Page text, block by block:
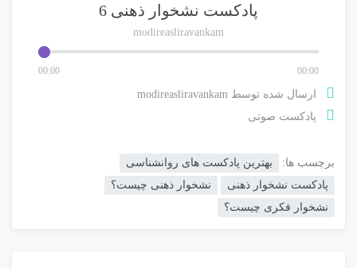
پادکست نشخوار ذهنی 6
modireasliravankam
00:00 00:00
ارسال شده توسط modireasliravankam
پادکست صوتی
برچسب ها:
بهترین پادکست های روانشناسی
پادکست نشخوار ذهنی
نشخوار ذهنی چیست؟
نشخوار فکری چیست؟